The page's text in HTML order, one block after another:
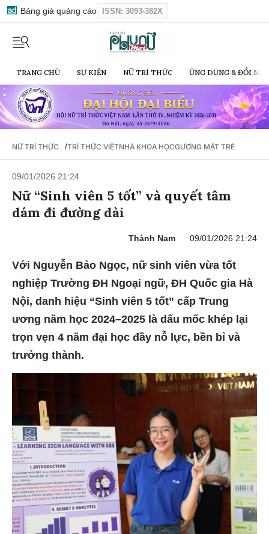
Bảng giá quảng cáo ISSN: 3093-382X
TRANG CHỦ SỰ KIỆN NỮ TRÍ THỨC ỨNG DỤNG & ĐỔI
NỮ TRÍ THỨC /TRÍ THỨC VIỆTNHÀ KHOA HỌCGƯƠNG MẶT TRẺ
09/01/2026 21:24
Nữ “Sinh viên 5 tốt” và quyết tâm
dám đi đường dài
Thành Nam 09/01/2026 21:24
Với Nguyễn Bảo Ngọc, nữ sinh viên vừa tốt
nghiệp Trường ĐH Ngoại ngữ, ĐH Quốc gia Hà
Nội, danh hiệu “Sinh viên 5 tốt” cấp Trung
ương năm học 2024–2025 là dấu mốc khép lại
trọn vẹn 4 năm đại học đầy nỗ lực, bền bỉ và
trưởng thành.